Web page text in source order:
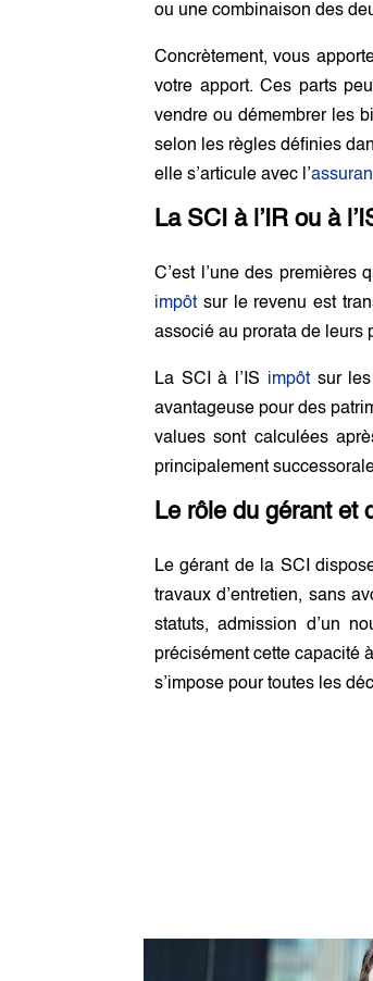
ou une combinaison des
Concrètement, vous
votre apport. Ces parts
vendre ou démembrer les
selon les règles définies
elle s’articule avec l’
La SCI à l’IR ou à
C’est l’une des premières
impôt sur le revenu est
associé au prorata de leurs
La SCI à l’IS impôtsur les
avantageuse pour des
values sont calculées
principalement
Le rôle du gérant et
Le gérant de la SCI
travaux d’entretien, sans
statuts, admission d’un
précisément cette capacité
s’impose pour toutes les